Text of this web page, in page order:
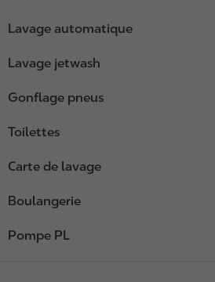
Lavage automatique
Lavage jetwash
Gonflage pneus
Toilettes
Carte de lavage
Boulangerie
Pompe PL